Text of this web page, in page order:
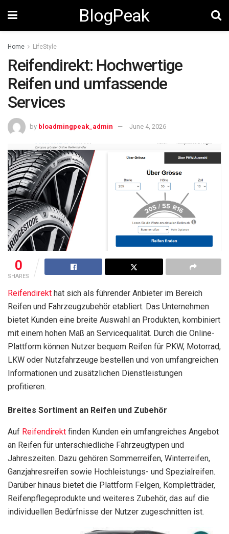
BlogPeak
Home LifeStyle
Reifendirekt: Hochwertige
Reifen und umfassende
Services
by bloadmingpeak_admin June 4, 2026
0
SHARES
Reifendirekt hat sich als führender Anbieter im Bereich
Reifen und Fahrzeugzubehör etabliert. Das Unternehmen
bietet Kunden eine breite Auswahl an Produkten, kombiniert
mit einem hohen Maß an Servicequalität. Durch die Online-
Plattform können Nutzer bequem Reifen für PKW, Motorrad,
LKW oder Nutzfahrzeuge bestellen und von umfangreichen
Informationen und zusätzlichen Dienstleistungen
profitieren.
Breites Sortiment an Reifen und Zubehör
Auf Reifendirekt finden Kunden ein umfangreiches Angebot
an Reifen für unterschiedliche Fahrzeugtypen und
Jahreszeiten. Dazu gehören Sommerreifen, Winterreifen,
Ganzjahresreifen sowie Hochleistungs- und Spezialreifen.
Darüber hinaus bietet die Plattform Felgen, Kompletträder,
Reifenpflegeprodukte und weiteres Zubehör, das auf die
individuellen Bedürfnisse der Nutzer zugeschnitten ist.